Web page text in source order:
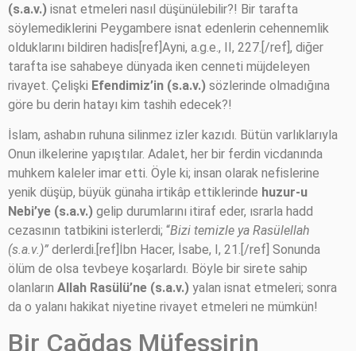
(s.a.v.) isnat etmeleri nasıl düşünülebilir?! Bir tarafta
söylemediklerini Peygambere isnat edenlerin cehennemlik
olduklarını bildiren hadis[ref]Ayni, a.g.e., II, 227.[/ref], diğer
tarafta ise sahabeye dünyada iken cenneti müjdeleyen
rivayet. Çelişki Efendimiz’in (s.a.v.) sözlerinde olmadığına
göre bu derin hatayı kim tashih edecek?!
İslam, ashabın ruhuna silinmez izler kazıdı. Bütün varlıklarıyla
Onun ilkelerine yapıştılar. Adalet, her bir ferdin vicdanında
muhkem kaleler imar etti. Öyle ki; insan olarak nefislerine
yenik düşüp, büyük günaha irtikâp ettiklerinde huzur-u
Nebi’ye (s.a.v.) gelip durumlarını itiraf eder, ısrarla hadd
cezasının tatbikini isterlerdi; “Bizi temizle ya Rasülellah
(s.a.v.)” derlerdi.[ref]İbn Hacer, İsabe, I, 21.[/ref] Sonunda
ölüm de olsa tevbeye koşarlardı. Böyle bir sirete sahip
olanların Allah Rasülü’ne (s.a.v.) yalan isnat etmeleri; sonra
da o yalanı hakikat niyetine rivayet etmeleri ne mümkün!
Bir Çağdaş Müfessirin